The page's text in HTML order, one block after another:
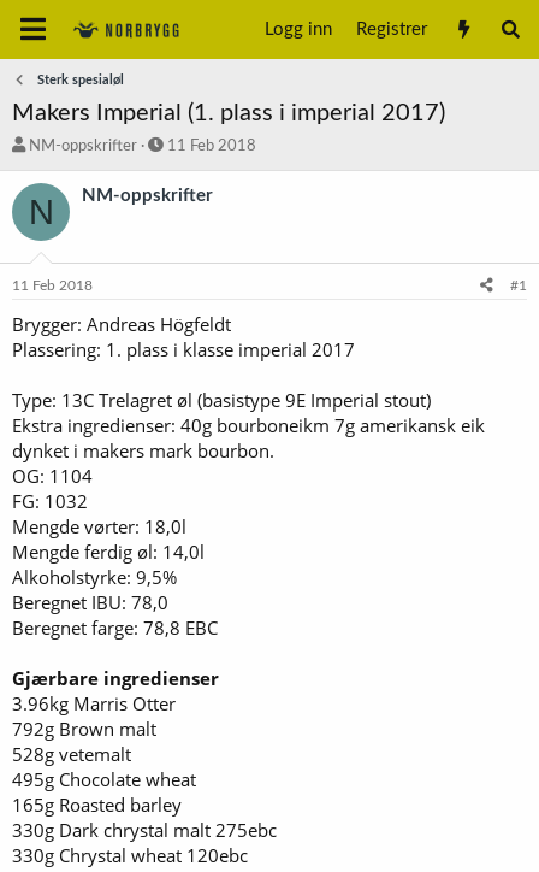
Logg inn Registrer
Sterk spesialøl
Makers Imperial (1. plass i imperial 2017)
T
å
d
t
e
r
NM-oppskrifter
S
a
o
11 Feb 2018
N NM-oppskrifter
11 Feb 2018 #1
Brygger: Andreas Högfeldt
Plassering: 1. plass i klasse imperial 2017
Type: 13C Trelagret øl (basistype 9E Imperial stout)
Ekstra ingredienser: 40g bourboneikm 7g amerikansk eik
dynket i makers mark bourbon.
OG: 1104
FG: 1032
Mengde vørter: 18,0l
Mengde ferdig øl: 14,0l
Alkoholstyrke: 9,5%
Beregnet IBU: 78,0
Beregnet farge: 78,8 EBC
Gjærbare ingredienser
3.96kg Marris Otter
792g Brown malt
528g vetemalt
495g Chocolate wheat
165g Roasted barley
330g Dark chrystal malt 275ebc
330g Chrystal wheat 120ebc